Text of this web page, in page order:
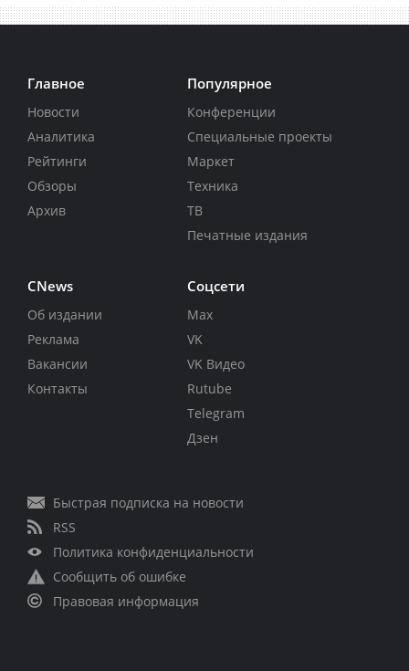
Главное
Новости
Аналитика
Рейтинги
Обзоры
Архив
Популярное
Конференции
Специальные проекты
Маркет
Техника
ТВ
Печатные издания
CNews
Об издании
Реклама
Вакансии
Контакты
Соцсети
Max
VK
VK Видео
Rutube
Telegram
Дзен
Быстрая подписка на новости
RSS
Политика конфиденциальности
Сообщить об ошибке
Правовая информация